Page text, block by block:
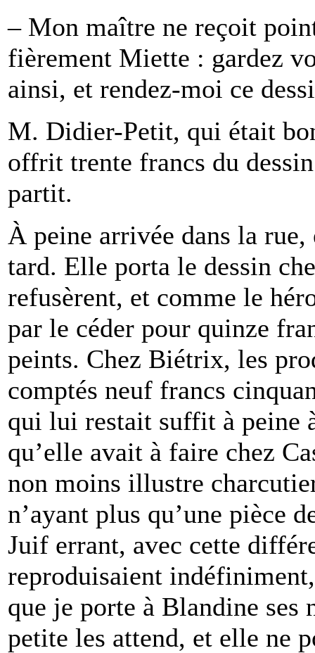
– Mon maître ne reçoit
fièrement Miette : gardez
ainsi, et rendez-moi ce
M. Didier-Petit, qui était
offrit trente francs du
partit.
À peine arrivée dans la
tard. Elle porta le dessin
refusèrent, et comme le
par le céder pour quinze
peints. Chez Biétrix, les
comptés neuf francs
qui lui restait suffit à peine
qu’elle avait à faire chez
non moins illustre
n’ayant plus qu’une pièce
Juif errant, avec cette
reproduisaient
que je porte à Blandine ses
petite les attend, et elle ne